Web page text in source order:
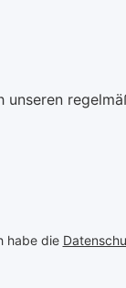
habe die